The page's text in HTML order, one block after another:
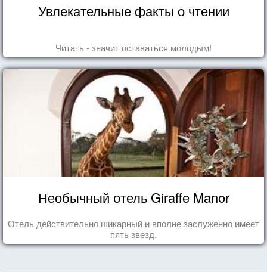
Увлекательные факты о чтении
Читать - значит оставаться молодым!
Необычный отель Giraffe Manor
Отель действительно шикарный и вполне заслуженно имеет
пять звезд.